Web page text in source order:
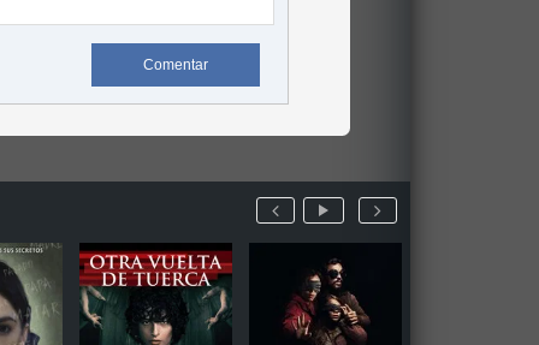
Comentar